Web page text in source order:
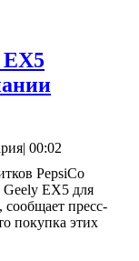
EX5
| 00:02
Geely EX5 для
сообщает пресс-
покупка этих